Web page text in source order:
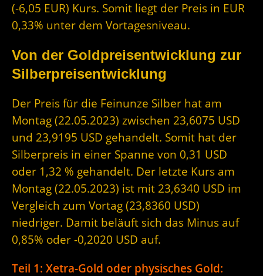
(-6,05 EUR) Kurs. Somit liegt der Preis in EUR
0,33% unter dem Vortagesniveau.
Von der Goldpreisentwicklung zur
Silberpreisentwicklung
Der Preis für die Feinunze Silber hat am
Montag (22.05.2023) zwischen 23,6075 USD
und 23,9195 USD gehandelt. Somit hat der
Silberpreis in einer Spanne von 0,31 USD
oder 1,32 % gehandelt. Der letzte Kurs am
Montag (22.05.2023) ist mit 23,6340 USD im
Vergleich zum Vortag (23,8360 USD)
niedriger. Damit beläuft sich das Minus auf
0,85% oder -0,2020 USD auf.
Teil 1: Xetra-Gold oder physisches Gold: